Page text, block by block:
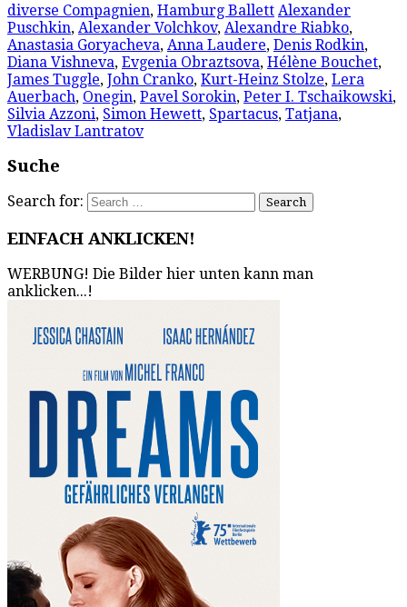
diverse Compagnien, Hamburg Ballett Alexander
Puschkin, Alexander Volchkov, Alexandre Riabko,
Anastasia Goryacheva, Anna Laudere, Denis Rodkin,
Diana Vishneva, Evgenia Obraztsova, Hélène Bouchet,
James Tuggle, John Cranko, Kurt-Heinz Stolze, Lera
Auerbach, Onegin, Pavel Sorokin, Peter I. Tschaikowski,
Silvia Azzoni, Simon Hewett, Spartacus, Tatjana,
Vladislav Lantratov
Suche
Search for:
EINFACH ANKLICKEN!
WERBUNG! Die Bilder hier unten kann man
anklicken...!